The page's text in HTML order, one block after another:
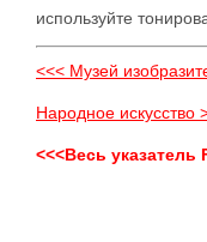
используйте
<<< Музей
Народное искусство
<<<Весь указатель